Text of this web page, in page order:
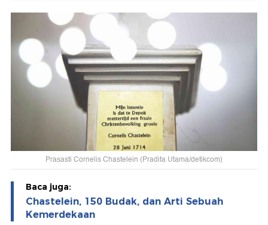
Prasasti Cornelis Chastelein (Pradita Utama/detikcom)
Baca juga:
Chastelein, 150 Budak, dan Arti Sebuah
Kemerdekaan